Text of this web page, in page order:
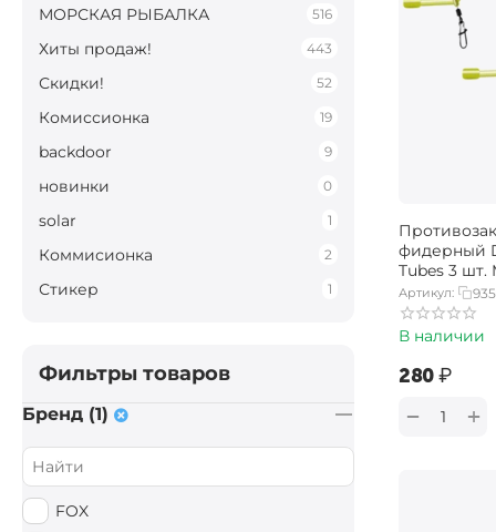
фидерный
Tubes 3 шт.
Артикул:
В наличии
‍280‍₽
+
−
МОРСКАЯ РЫБАЛКА 516
Хиты продаж! 443
Скидки! 52
Комиссионка 19
backdoor 9
новинки 0
solar 1
Коммисионка 2
Стикер 1
Фильтры товаров
Бренд (1)
FOX